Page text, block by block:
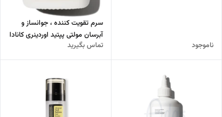
ناموجود
سرم تقویت کننده ، جوانساز و
آبرسان مولتی پپتید اوردینری کانادا
تماس بگیرید